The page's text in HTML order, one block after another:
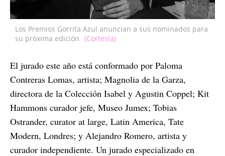
Los Premios Gorrita Azul anuncian a sus nominados para
su próxima edición (Cortesía)
El jurado este año está conformado por Paloma
Contreras Lomas, artista; Magnolia de la Garza,
directora de la Colección Isabel y Agustin Coppel; Kit
Hammons curador jefe, Museo Jumex; Tobias
Ostrander, curator at large, Latin America, Tate
Modern, Londres; y Alejandro Romero, artista y
curador independiente. Un jurado especializado en